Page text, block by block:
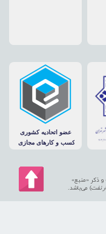
و ذکر «منبع»
نفت) می‌باشد.